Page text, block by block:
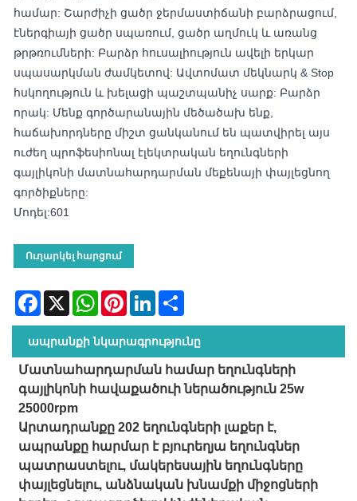
համար: Շարժիչի ցածր ջերմաստիճանի բարձրացում,
էներգիայի ցածր սպառում, ցածր աղմուկ և առանց
թրթռումների: Բարձր հուսալիություն ավելի երկար
սպասարկման ժամկետով: Ավտոմատ մեկնարկ & Stop
հսկողություն և խելացի պաշտպանիչ սարք: Բարձր
որակ: Մենք գործարանային մեծածախ ենք,
հաճախորդները միշտ ցանկանում են պատվիրել այս
ուժեղ պրոֆեսիոնալ էլեկտրական եղունգների
գայլիկոնի մատնահարդարման մեքենայի փայլեցնող
գործիքները:
Մոդել:601
Ուղարկել հարցում
Facebook
X WhatsAppPinterestLinkedIn
ապրանքի նկարագրությունը
Մատնահարդարման համար եղունգների
գայլիկոնի հավաքածուի ներածություն 25w
25000rpm
Արտադրանքը 202 եղունգների լաքեր է,
ապրանքը հարմար է բյուրեղյա եղունգներ
պատրաստելու, մակերեսային եղունգները
փայլեցնելու, անձնական խնամքի միջոցների